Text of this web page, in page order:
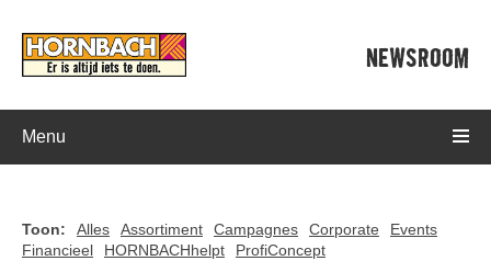
NEWSROOM
Menu
Toon: Alles Assortiment Campagnes Corporate
Events
Financieel
HORNBACHhelpt ProfiConcept